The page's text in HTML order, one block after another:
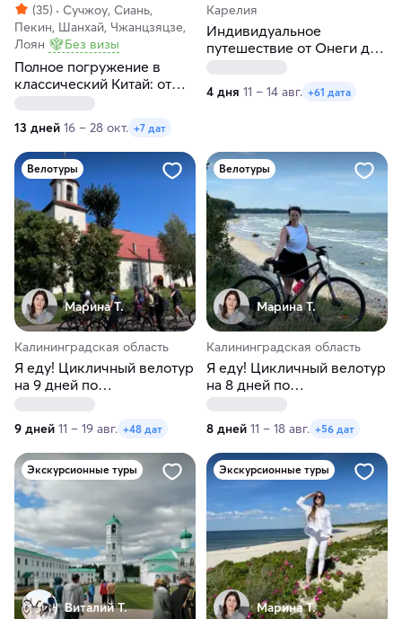
(35)
Сучжоу, Сиань,
Пекин, Шанхай, Чжанцзяцзе,
Лоян
Без визы
Полное погружение в
классический Китай: от
13 дней 16 – 28 окт. +7 дат
Карелия
Индивидуальное
путешествие от Онеги до
4 дня 11 – 14 авг. +61 дата
Велотуры
Марина Т.
Калининградская область
Я еду! Цикличный велотур
на 9 дней по
9 дней 11 – 19 авг. +48 дат
Велотуры
Марина Т.
Калининградская область
Я еду! Цикличный велотур
на 8 дней по
8 дней 11 – 18 авг. +56 дат
Экскурсионные туры
Виталий Т.
Экскурсионные туры
Марина Т.